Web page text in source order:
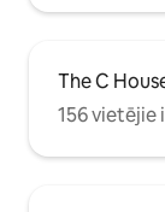
The C
156 vietējie